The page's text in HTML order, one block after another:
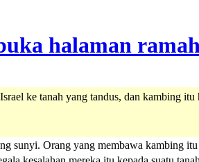
Israel ke tanah yang tandus, dan kambing
sunyi. Orang yang membawa kambing